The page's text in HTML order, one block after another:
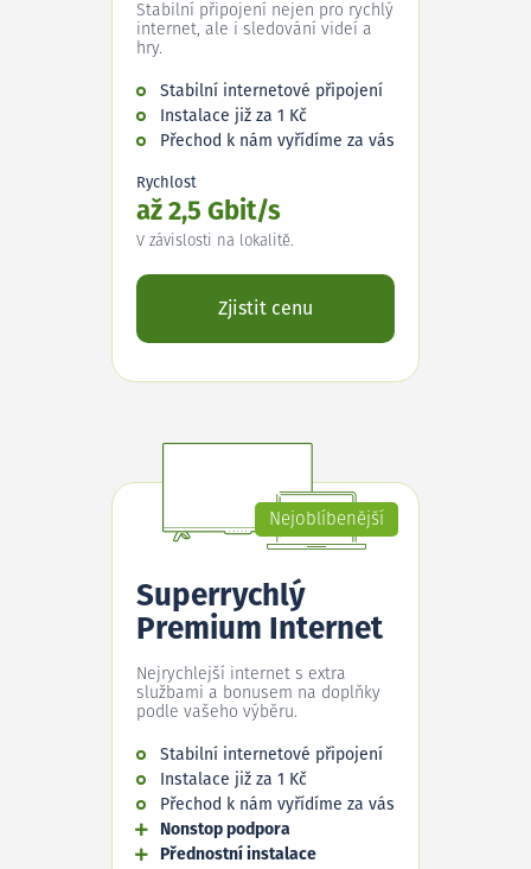
Stabilní připojení nejen pro rychlý
internet, ale i sledování videí a
hry.
Stabilní internetové připojení
Instalace již za 1 Kč
Přechod k nám vyřídíme za vás
Rychlost
až 2,5 Gbit/s
V závislosti na lokalitě.
Zjistit cenu
Nejoblíbenější
Superrychlý
Premium Internet
Nejrychlejší internet s extra
službami a bonusem na doplňky
podle vašeho výběru.
Stabilní internetové připojení
Instalace již za 1 Kč
Přechod k nám vyřídíme za vás
Nonstop podpora
Přednostní instalace